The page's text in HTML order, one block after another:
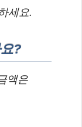
세요.
?
액은